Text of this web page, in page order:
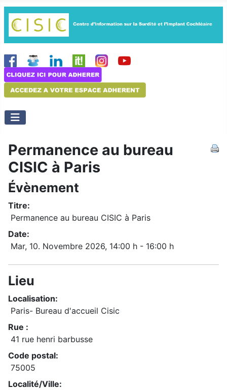
Permanence au bureau
CISIC à Paris
Évènement
Titre:
Permanence au bureau CISIC à Paris
Date:
Mar, 10. Novembre 2026, 14:00 h - 16:00 h
Lieu
Localisation:
Paris- Bureau d'accueil Cisic
Rue :
41 rue henri barbusse
Code postal:
75005
Localité/Ville: